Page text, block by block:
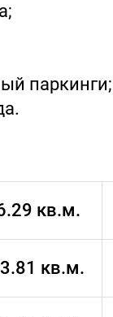
паркинги;
кв.м.
кв.м.